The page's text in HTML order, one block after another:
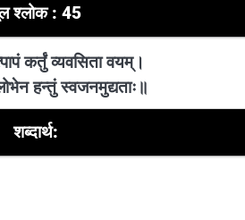
श्लोक : 45
कर्तुं व्यवसिता वयम्।
हन्तुं स्वजनमुद्यताः॥
शब्दार्थ: